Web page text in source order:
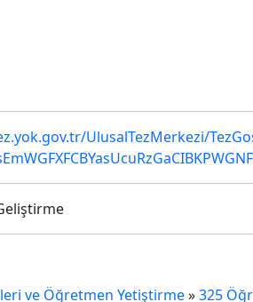
UlusalTezMerkezi/
ve Öğretmen Yetiştirme»325